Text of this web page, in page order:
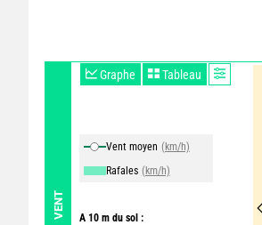
VENT
Graphe Tableau
Vent moyen (km/h)
Rafales (km/h)
A 10 m du sol :